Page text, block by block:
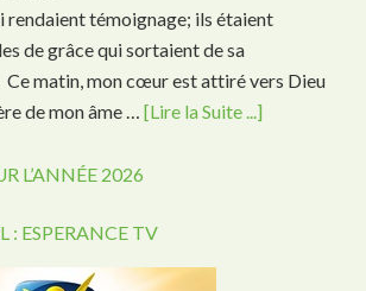
rendaient témoignage; ils étaient
de grâce qui sortaient de sa
Ce matin, mon cœur est attiré vers Dieu
de mon âme …[Lire la Suite ...]
L’ANNÉE 2026
: ESPERANCE TV